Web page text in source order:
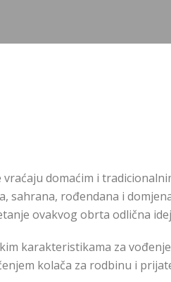
domaćim i
sahrana, rođendana i
ovakvog obrta odlična
karakteristikama za
kolača za rodbinu i